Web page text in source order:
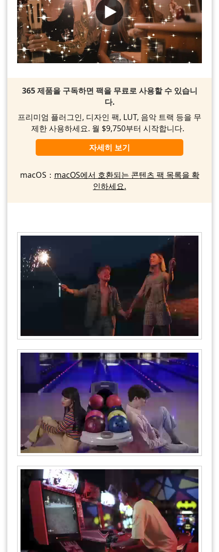
365 제품을 구독하면 팩을 무료로 사용할 수 있습니
다.
프리미엄 플러그인, 디자인 팩, LUT, 음악 트랙 등을 무
제한 사용하세요. 월 $9,750부터 시작합니다.
자세히 보기
macOS： macOS에서 호환되는 콘텐츠 팩 목록을 확
인하세요.